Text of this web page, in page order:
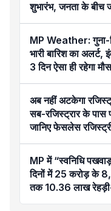
शुभारंभ, जनता के बीच
MP Weather: गुना-
भारी बारिश का अलर्ट,
3 दिन ऐसा ही रहेगा
अब नहीं अटकेगा
सब-रजिस्ट्रार के
जानिए फेसलेस
होगा फायदा?
MP में “स्वनिधि
दिनों में 25 करोड़ के
तक 10.36 लाख रेहड़ी-